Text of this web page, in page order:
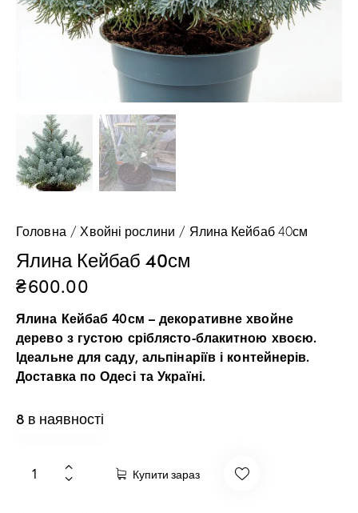
Головна Хвойні рослини Ялина Кейбаб 40см
Ялина Кейбаб 40см
₴600.00
Ялина Кейбаб 40см – декоративне хвойне
дерево з густою сріблясто-блакитною хвоєю.
Ідеальне для саду, альпінаріїв і контейнерів.
Доставка по Одесі та Україні.
8 в наявності
Купити зараз